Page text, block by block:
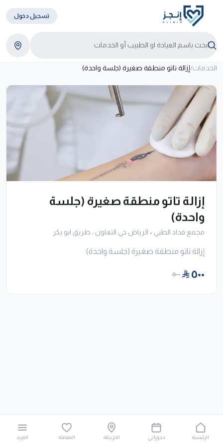
تسجيل دخول
الخدمات/إزالة تاتو منطقة صغيرة (جلسة واحدة)
إزالة تاتو منطقة صغيرة (جلسة
واحدة)
مجمع فداد الطبي • الرياض حي التعاون ، طريق ابو بكر
إزالة تاتو منطقة صغيرة (جلسة واحدة)
٥٠٠ ٥٠٠
الرئيسية حجوزاتي الخريطة المفضلة المزيد